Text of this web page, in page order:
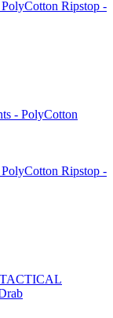
Ripstop -
Ripstop -